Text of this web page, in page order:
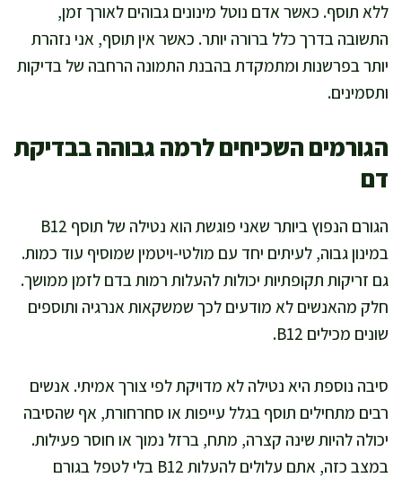
ללא תוסף. כאשר אדם נוטל מינונים גבוהים לאורך זמן,
התשובה בדרך כלל ברורה יותר. כאשר אין תוסף, אני נזהרת
יותר בפרשנות ומתמקדת בהבנת התמונה הרחבה של בדיקות
ותסמינים.
הגורמים השכיחים לרמה גבוהה בבדיקת
דם
הגורם הנפוץ ביותר שאני פוגשת הוא נטילה של תוסף B12
במינון גבוה, לעיתים יחד עם מולטי-ויטמין שמוסיף עוד כמות.
גם זריקות תקופתיות יכולות להעלות רמות בדם לזמן ממושך.
חלק מהאנשים לא מודעים לכך שמשקאות אנרגיה ותוספים
שונים מכילים B12.
סיבה נוספת היא נטילה לא מדויקת לפי צורך אמיתי. אנשים
רבים מתחילים תוסף בגלל עייפות או סחרחורת, אף שהסיבה
יכולה להיות שינה קצרה, מתח, ברזל נמוך או חוסר פעילות.
במצב כזה, אתם עלולים להעלות B12 בלי לטפל בגורם